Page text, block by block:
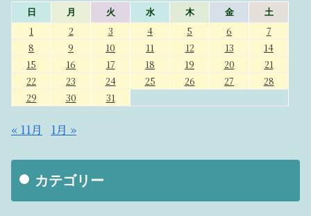
日 月 火 水 木 金 土
1 2 3 4 5 6
7
8
9 10 11 12 13
14
15
16 17 18 19 20
21
22
23 24 25 26 27
28
29
30 31
« 11月 1月 »
カテゴリー